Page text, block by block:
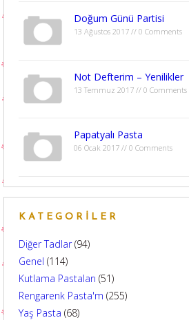
Doğum Günü Partisi
13 Ağustos 2017 // 0 Comments
Not Defterim – Yenilikler
13 Temmuz 2017 // 0 Comments
Papatyalı Pasta
06 Ocak 2017 // 0 Comments
KATEGORILER
Diğer Tadlar(94)
Genel (114)
Kutlama Pastaları (51)
Rengarenk Pasta'm (255)
Yaş Pasta (68)